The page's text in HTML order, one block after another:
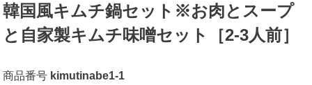
韓国風キムチ鍋セット※お肉とスープ
と自家製キムチ味噌セット［2-3人前］
商品番号 kimutinabe1-1